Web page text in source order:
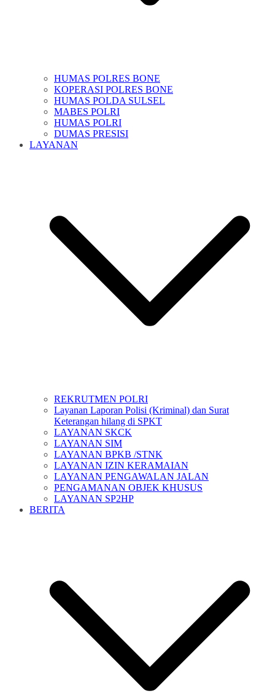
HUMAS POLRES BONE
KOPERASI POLRES BONE
HUMAS POLDA SULSEL
MABES POLRI
HUMAS POLRI
DUMAS PRESISI
LAYANAN
REKRUTMEN POLRI
Layanan Laporan Polisi (Kriminal) dan Surat
Keterangan hilang di SPKT
LAYANAN SKCK
LAYANAN SIM
LAYANAN BPKB /STNK
LAYANAN IZIN KERAMAIAN
LAYANAN PENGAWALAN JALAN
PENGAMANAN OBJEK KHUSUS
LAYANAN SP2HP
BERITA